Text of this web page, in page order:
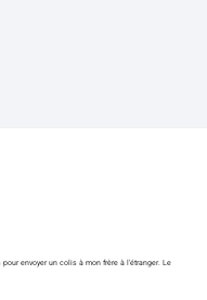
envoyer un colis à mon frère à l'étranger. Le